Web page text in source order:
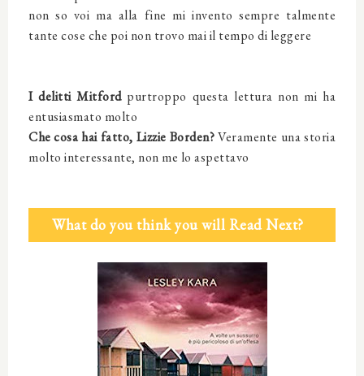
non so voi ma alla fine mi invento sempre talmente
tante cose che poi non trovo mai il tempo di leggere
I delitti Mitford purtroppo questa lettura non mi ha
entusiasmato molto
Che cosa hai fatto, Lizzie Borden?Veramente una storia
molto interessante, non me lo aspettavo
What do you think you will Read Next?